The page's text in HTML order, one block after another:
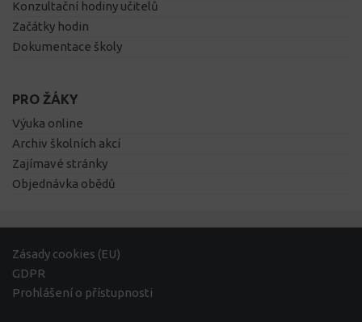
Konzultační hodiny učitelů
Začátky hodin
Dokumentace školy
PRO ŽÁKY
Výuka online
Archiv školních akcí
Zajímavé stránky
Objednávka obědů
Zásady cookies (EU)
GDPR
Prohlášení o přístupnosti